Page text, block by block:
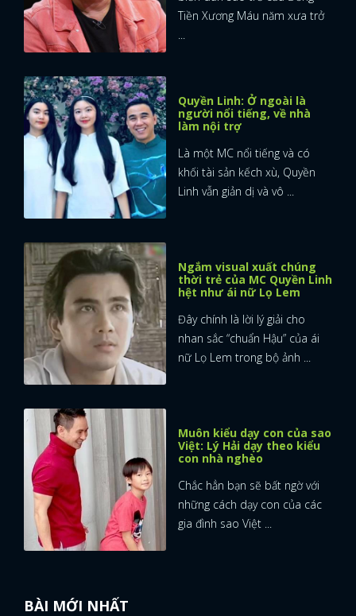
Tiền Xương Máu năm xưa trở
Quyền Linh: Ở ngoài là
người nổi tiếng, về nhà
làm nội trợ
Là một MC nổi tiếng và có
khối tài sản kếch xù, Quyền
Linh vẫn giản dị và vô ...
Ngắm visual xuất chúng
thời trẻ của MC Quyền Linh
hệt như ái nữ Lọ Lem
Đây chính là lời lý giải cho
nhan sắc “chuẩn Hậu” của ái
nữ Lọ Lem trong bộ ảnh ...
Muôn kiểu dạy con của sao
Việt: Lý Hải dạy theo kiểu
con nhà nghèo
Chắc hẳn bạn sẽ bất ngờ với
những cách dạy con của các
gia đình sao Việt ...
BÀI MỚI NHẤT